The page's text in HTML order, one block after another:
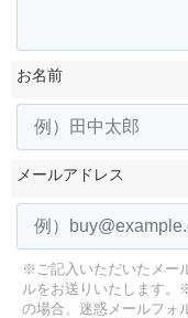
お名前
メールアドレス
※ご記入いただいたメー
ルをお送りいたします。
の場合、迷惑メールフォ